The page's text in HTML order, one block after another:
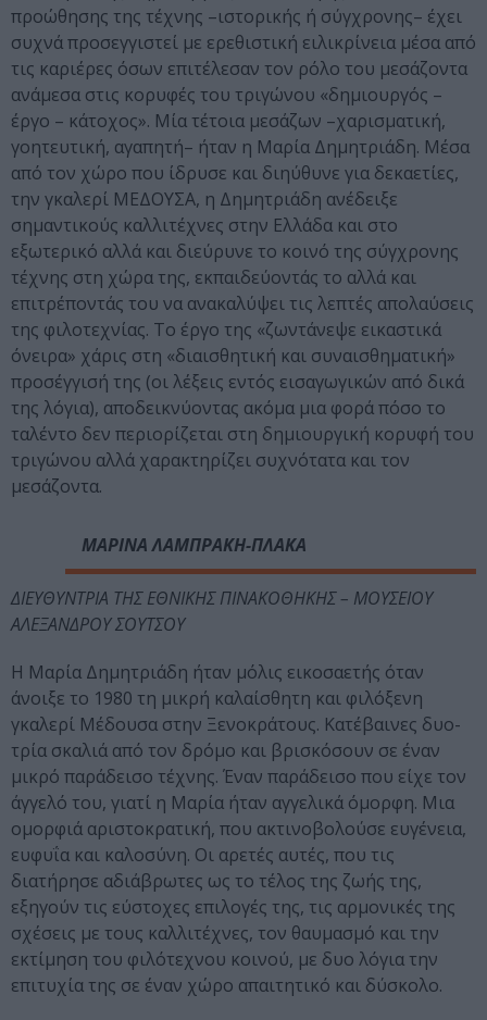
προώθησης της τέχνης –ιστορικής ή σύγχρονης– έχει
συχνά προσεγγιστεί με ερεθιστική ειλικρίνεια μέσα από
τις καριέρες όσων επιτέλεσαν τον ρόλο του μεσάζοντα
ανάμεσα στις κορυφές του τριγώνου «δημιουργός –
έργο – κάτοχος». Μία τέτοια μεσάζων –χαρισματική,
γοητευτική, αγαπητή– ήταν η Μαρία Δημητριάδη. Μέσα
από τον χώρο που ίδρυσε και διηύθυνε για δεκαετίες,
την γκαλερί ΜΕΔΟΥΣΑ, η Δημητριάδη ανέδειξε
σημαντικούς καλλιτέχνες στην Ελλάδα και στο
εξωτερικό αλλά και διεύρυνε το κοινό της σύγχρονης
τέχνης στη χώρα της, εκπαιδεύοντάς το αλλά και
επιτρέποντάς του να ανακαλύψει τις λεπτές απολαύσεις
της φιλοτεχνίας. Το έργο της «ζωντάνεψε εικαστικά
όνειρα» χάρις στη «διαισθητική και συναισθηματική»
προσέγγισή της (οι λέξεις εντός εισαγωγικών από δικά
της λόγια), αποδεικνύοντας ακόμα μια φορά πόσο το
ταλέντο δεν περιορίζεται στη δημιουργική κορυφή του
τριγώνου αλλά χαρακτηρίζει συχνότατα και τον
μεσάζοντα.
ΜΑΡΙΝΑ ΛΑΜΠΡΑΚΗ-ΠΛΑΚΑ
ΔΙΕΥΘΥΝΤΡΙΑ ΤΗΣ ΕΘΝΙΚΗΣ ΠΙΝΑΚΟΘΗΚΗΣ – ΜΟΥΣΕΙΟΥ
ΑΛΕΞΑΝΔΡΟΥ ΣΟΥΤΣΟΥ
Η Μαρία Δημητριάδη ήταν μόλις εικοσαετής όταν
άνοιξε το 1980 τη μικρή καλαίσθητη και φιλόξενη
γκαλερί Μέδουσα στην Ξενοκράτους. Κατέβαινες δυο-
τρία σκαλιά από τον δρόμο και βρισκόσουν σε έναν
μικρό παράδεισο τέχνης. Έναν παράδεισο που είχε τον
άγγελό του, γιατί η Μαρία ήταν αγγελικά όμορφη. Μια
ομορφιά αριστοκρατική, που ακτινοβολούσε ευγένεια,
ευφυΐα και καλοσύνη. Οι αρετές αυτές, που τις
διατήρησε αδιάβρωτες ως το τέλος της ζωής της,
εξηγούν τις εύστοχες επιλογές της, τις αρμονικές της
σχέσεις με τους καλλιτέχνες, τον θαυμασμό και την
εκτίμηση του φιλότεχνου κοινού, με δυο λόγια την
επιτυχία της σε έναν χώρο απαιτητικό και δύσκολο.